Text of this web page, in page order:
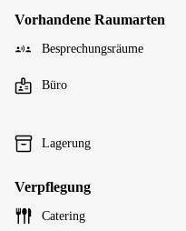
Vorhandene Raumarten
Besprechungsräume
Büro
Lagerung
Verpflegung
Catering